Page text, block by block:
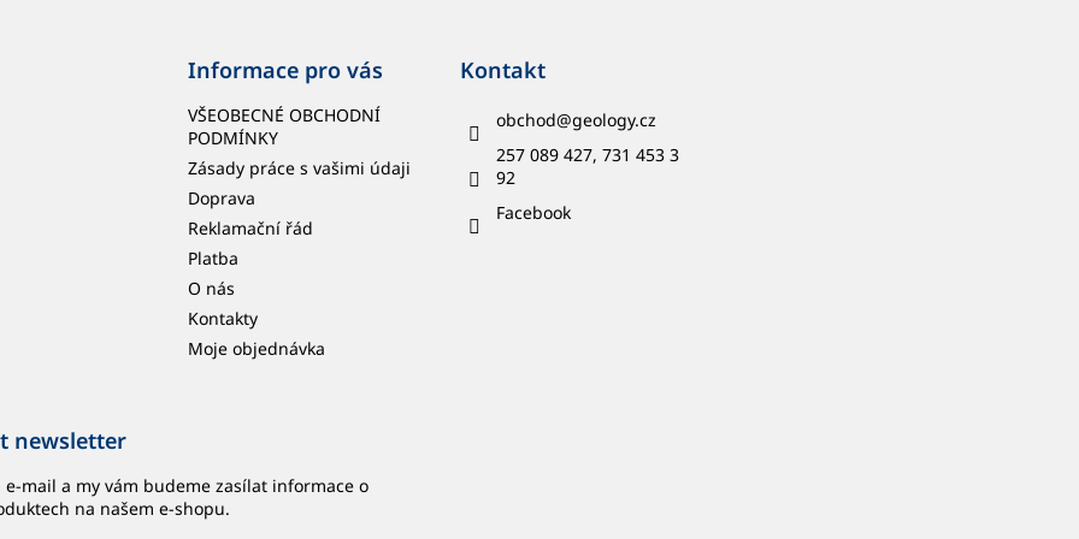
Informace pro vás
VŠEOBECNÉ OBCHODNÍ
PODMÍNKY
Zásady práce s vašimi údaji
Doprava
Reklamační řád
Platba
O nás
Kontakty
Moje objednávka
Kontakt
obchod@geology.cz
257 089 427, 731 453 3
92
Facebook
newsletter
e-mail a my vám budeme zasílat informace o
na našem e-shopu.